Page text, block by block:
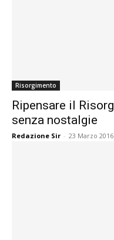
Risorgimento
Ripensare il
senza nostalgie
Redazione Sir - 23 Marzo 2016